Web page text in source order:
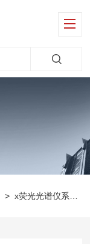
>x荧光光谱仪系列